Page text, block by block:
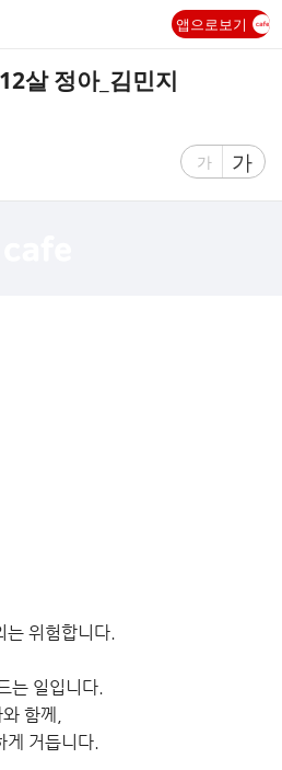
앱으로보기
살 정아_김민지
글
가
글
자
가
는 위험합니다.
는 일입니다.
함께,
게 거듭니다.